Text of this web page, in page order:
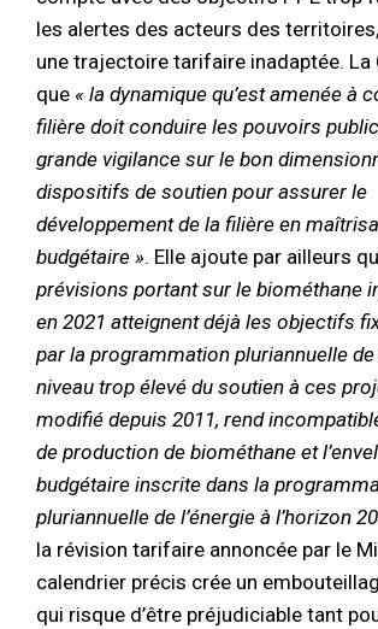
les alertes des acteurs des
une trajectoire tarifaire inadaptée. La
que « la dynamique qu’est amenée à
filière doit conduire les pouvoirs
grande vigilance sur le bon
dispositifs de soutien pour assurer le
développement de la filière en
budgétaire ». Elle ajoute par ailleurs
prévisions portant sur le biométhane
en 2021 atteignent déjà les objectifs
par la programmation pluriannuelle de
niveau trop élevé du soutien à ces
modifié depuis 2011, rend
de production de biométhane et
budgétaire inscrite dans la
pluriannuelle de l’énergie à l’horizon
la révision tarifaire annoncée par le
calendrier précis crée un
qui risque d’être préjudiciable tant